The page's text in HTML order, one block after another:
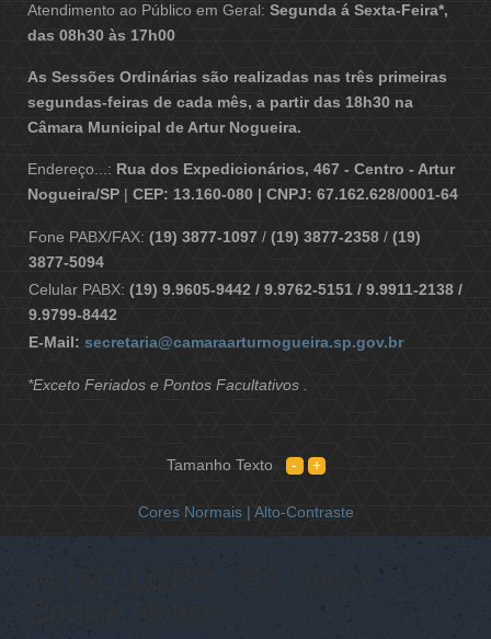
Atendimento ao Público em Geral: Segunda á Sexta-Feira*,
das 08h30 às 17h00
As Sessões Ordinárias são realizadas nas três primeiras
segundas-feiras de cada mês, a partir das 18h30 na
Câmara Municipal de Artur Nogueira.
Endereço...: Rua dos Expedicionários, 467 - Centro - Artur
Nogueira/SP | CEP: 13.160-080 | CNPJ: 67.162.628/0001-64
Fone PABX/FAX: (19) 3877-1097 / (19) 3877-2358 / (19)
3877-5094
Celular PABX: (19) 9.9605-9442 / 9.9762-5151 / 9.9911-2138 /
9.9799-8442
E-Mail: secretaria@camaraarturnogueira.sp.gov.br
*Exceto Feriados e Pontos Facultativos .
Tamanho Texto
Cores Normais | Alto-Contraste
AVISO LGPD - EB Sticky
Cookie Notice